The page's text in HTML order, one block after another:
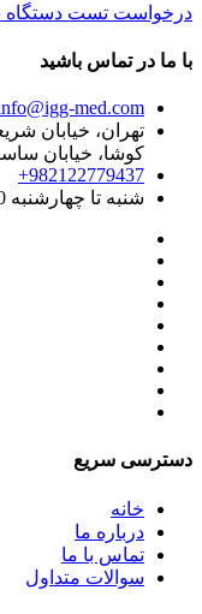
درخواست تست دستگاه
با ما در تماس باشید
med.com
تهران، خیابان
کوشا، خیابان
+982122779437
شنبه تا چهارشنبه 8:30 الی 16:30/ پنجشنبه 8:30 الی 14
دسترسی سریع
خانه
درباره ما
تماس با ما
سوالات متداول